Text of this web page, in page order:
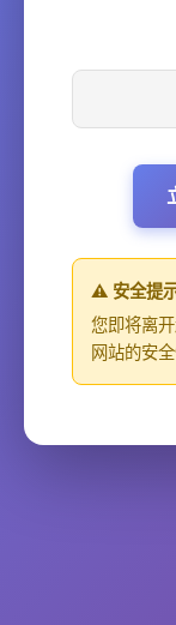
⚠️ 安全提
您即将离
网站的安